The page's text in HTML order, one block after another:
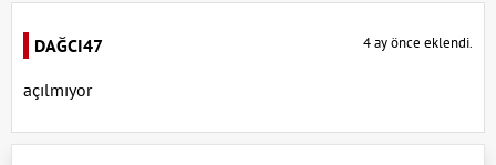
DAĞCI47 4 ay önce eklendi.
açılmıyor